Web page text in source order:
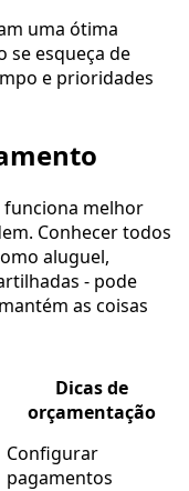
uma ótima
se esqueça de
e prioridades
funciona melhor
Conhecer todos
aluguel,
- pode
as coisas
Dicas de
orçamentação
Configurar
pagamentos